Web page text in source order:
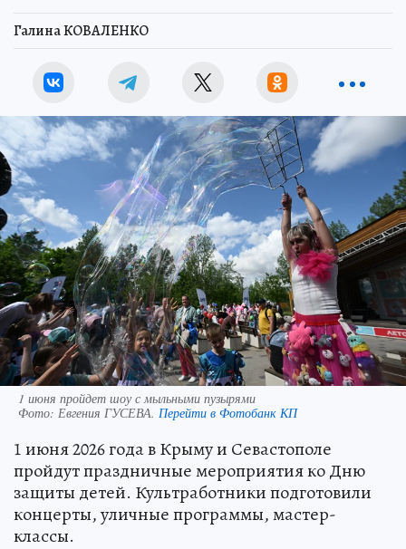
Галина КОВАЛЕНКО
1 июня пройдет шоу с мыльными пузырями
Фото: Евгения ГУСЕВА. Перейти в Фотобанк КП
1 июня 2026 года в Крыму и Севастополе
пройдут праздничные мероприятия ко Дню
защиты детей. Культработники подготовили
концерты, уличные программы, мастер-
классы.